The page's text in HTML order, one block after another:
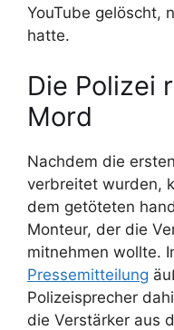
YouTube gelöscht,
hatte.
Die Polizei
Mord
Nachdem die
verbreitet wurden,
dem getöteten
Monteur, der die
mitnehmen wollte.
Pressemitteilung
Polizeisprecher
die Verstärker aus